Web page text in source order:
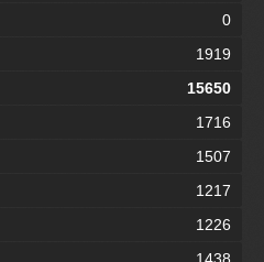
0
1919
15650
1716
1507
1217
1226